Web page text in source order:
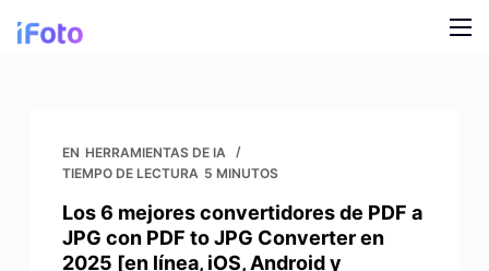
I
Antecedentes de IA para modelos
Quiénes somos
EN HERRAMIENTAS DE IA
TIEMPO DE LECTURA 5 MINUTOS
Los 6 mejores convertidores de PDF a
JPG con PDF to JPG Converter en
2025 [en línea, iOS, Android y